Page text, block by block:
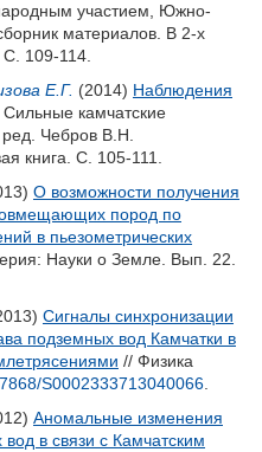
участием, Южно-
материалов. В 2-х
109-114.
Е.Г. (2014) Наблюдения
Сильные камчатские
Чебров В.Н.
книга. С. 105-111.
О возможности получения
пород по
в пьезометрических
Науки о Земле. Вып. 22.
Сигналы синхронизации
подземных вод Камчатки в
// Физика
S0002333713040066
Аномальные изменения
в связи с Камчатским